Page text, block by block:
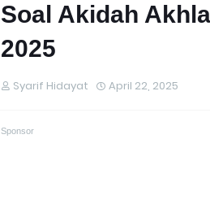
Soal Akidah
2025
Syarif Hidayat April 22, 2025
Sponsor